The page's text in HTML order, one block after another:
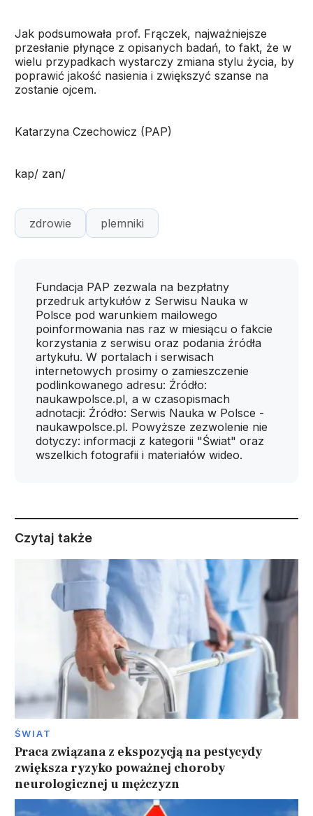
Jak podsumowała prof. Frączek, najważniejsze
przesłanie płynące z opisanych badań, to fakt, że w
wielu przypadkach wystarczy zmiana stylu życia, by
poprawić jakość nasienia i zwiększyć szanse na
zostanie ojcem.
Katarzyna Czechowicz (PAP)
kap/ zan/
zdrowie plemniki
Fundacja PAP zezwala na bezpłatny
przedruk artykułów z Serwisu Nauka w
Polsce pod warunkiem mailowego
poinformowania nas raz w miesiącu o fakcie
korzystania z serwisu oraz podania źródła
artykułu. W portalach i serwisach
internetowych prosimy o zamieszczenie
podlinkowanego adresu: Źródło:
naukawpolsce.pl, a w czasopismach
adnotacji: Źródło: Serwis Nauka w Polsce -
naukawpolsce.pl. Powyższe zezwolenie nie
dotyczy: informacji z kategorii "Świat" oraz
wszelkich fotografii i materiałów wideo.
Czytaj także
ŚWIAT
Praca związana z ekspozycją na pestycydy
zwiększa ryzyko poważnej choroby
neurologicznej u mężczyzn